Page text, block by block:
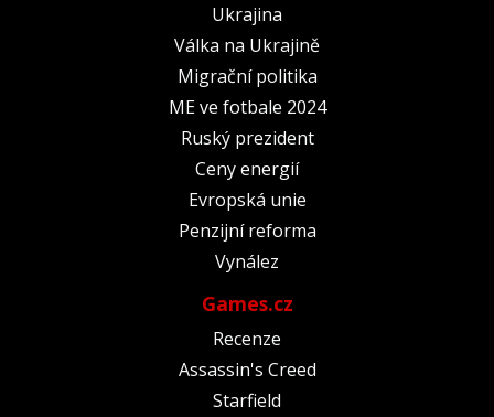
Ukrajina
Válka na Ukrajině
Migrační politika
ME ve fotbale 2024
Ruský prezident
Ceny energií
Evropská unie
Penzijní reforma
Vynález
Games.cz
Recenze
Assassin's Creed
Starfield